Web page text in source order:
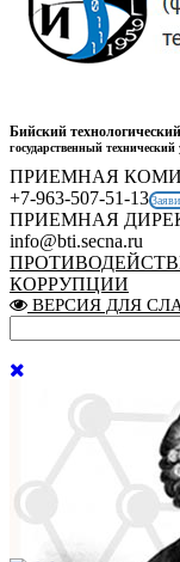
Бийский
государственный
ПРИЕМНАЯ
+7-963-507-51-13
ПРИЕМНАЯ
info@bti.secna.ru
КОРРУПЦИИ
ВЕРСИЯ ДЛЯ